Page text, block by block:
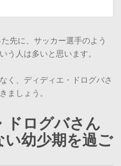
先に、サッカー選手のよう
う人は多いと思います。
く、ディディエ・ドログバさ
ましょう。
ドログバさん
い幼少期を過ご